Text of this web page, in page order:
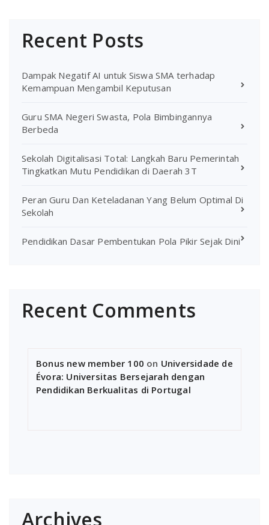
Recent Posts
Dampak Negatif AI untuk Siswa SMA terhadap
Kemampuan Mengambil Keputusan
Guru SMA Negeri Swasta, Pola Bimbingannya
Berbeda
Sekolah Digitalisasi Total: Langkah Baru Pemerintah
Tingkatkan Mutu Pendidikan di Daerah 3T
Peran Guru Dan Keteladanan Yang Belum Optimal Di
Sekolah
Pendidikan Dasar Pembentukan Pola Pikir Sejak Dini
Recent Comments
Bonus new member 100 on Universidade de
Évora: Universitas Bersejarah dengan
Pendidikan Berkualitas di Portugal
Archives